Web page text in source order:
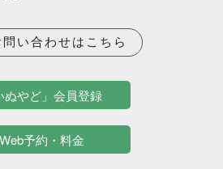
い合わせはこちら
ぬやど」会員登録
Web予約・料金